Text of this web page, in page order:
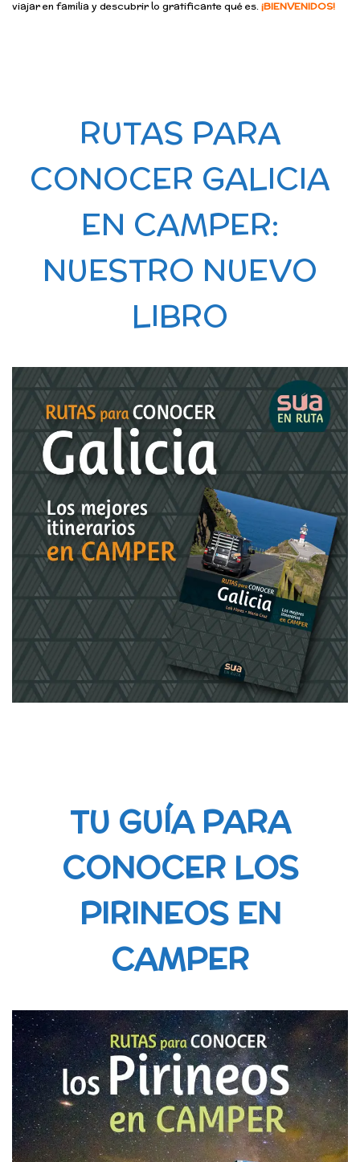
viajar en familia y descubrir lo gratificante qué es.¡BIENVENIDOS!
RUTAS PARA
CONOCER GALICIA
EN CAMPER:
NUESTRO NUEVO
LIBRO
TU GUÍA PARA
CONOCER LOS
PIRINEOS EN
CAMPER